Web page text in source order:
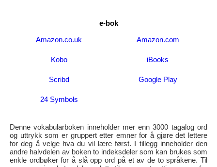
e-bok
Amazon.co.uk
Amazon.com
Kobo iBooks
Scribd Google Play
24 Symbols
Denne vokabularboken inneholder mer enn 3000 tagalog ord
og uttrykk som er gruppert etter emner for å gjøre det lettere
for deg å velge hva du vil lære først. I tillegg inneholder den
andre halvdelen av boken to indeksdeler som kan brukes som
enkle ordbøker for å slå opp ord på et av de to språkene. Til